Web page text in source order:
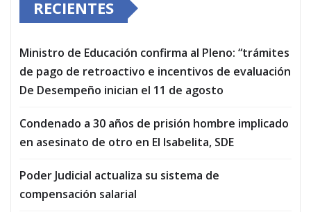
RECIENTES
Ministro de Educación confirma al Pleno: “trámites
de pago de retroactivo e incentivos de evaluación
De Desempeño inician el 11 de agosto
Condenado a 30 años de prisión hombre implicado
en asesinato de otro en El Isabelita, SDE
Poder Judicial actualiza su sistema de
compensación salarial